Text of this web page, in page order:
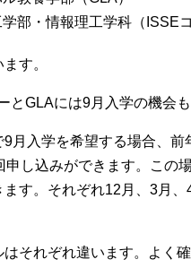
部・情報理工学科（ISSEコ
す。
GLAには9月入学の機会も
9月入学を希望する場合、前
申し込みができます。この
ます。それぞれ12月、3月
はそれぞれ違います。よく